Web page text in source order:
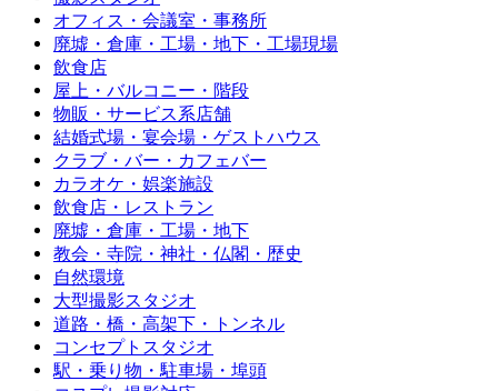
オフィス・会議室・事務所
廃墟・倉庫・工場・地下・工場現場
飲食店
屋上・バルコニー・階段
物販・サービス系店舗
結婚式場・宴会場・ゲストハウス
クラブ・バー・カフェバー
カラオケ・娯楽施設
飲食店・レストラン
廃墟・倉庫・工場・地下
教会・寺院・神社・仏閣・歴史
自然環境
大型撮影スタジオ
道路・橋・高架下・トンネル
コンセプトスタジオ
駅・乗り物・駐車場・埠頭